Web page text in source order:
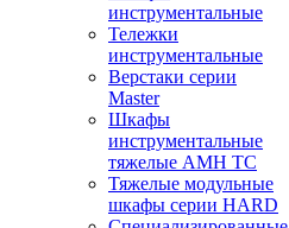
инструментальные
Тележки
инструментальные
Верстаки серии
Master
Шкафы
инструментальные
тяжелые AMH TC
Тяжелые модульные
шкафы серии HARD